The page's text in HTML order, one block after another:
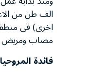
الف طن من
مصاب ومريض
فائدة